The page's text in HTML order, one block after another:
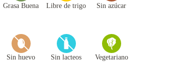
rGrasa Buena Libre de trigo Sin azúcar
Sin huevo Sin lacteos Vegetariano